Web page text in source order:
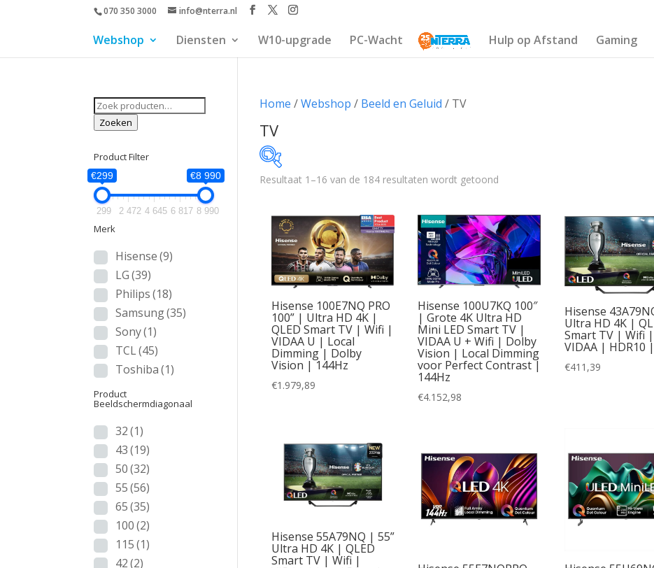
070 350 3000 info@nterra.nl
Webshop Diensten W10-upgrade PC-Wacht Hulp op Afstand Gaming
Home /Webshop / Beeld en Geluid / TV
TV
299 2 472 4 645 8 990
Merk
Hisense(9)
LG(39)
Philips(18)
Samsung (35)
Sony (1)
TCL(45)
Mini LED (4)
NanoCell(8)
Neo QLED
OLED(22)
OLED evo (3)
TvOS(2)
VIDAA(12)
Web OS(6)
Titan OS
Resultaat 1–16 van de 184 resultaten wordt getoond
Hisense 100E7NQ PRO
100” | Ultra HD 4K |
QLED Smart TV | Wifi |
VIDAA U | Local
Dimming | Dolby
Vision | 144Hz
€1.979,89
Hisense 100U7KQ 100″
| Grote 4K Ultra HD
Mini LED Smart TV |
VIDAA U + Wifi | Dolby
Vision | Local Dimming
voor Perfect Contrast |
144Hz
€4.152,98
Hisense
Ultra HD 4K |
Smart TV | Wifi |
VIDAA | HDR10
€411,39
Hisense 55A79NQ | 55”
Ultra HD 4K | QLED
Smart TV | Wifi |
Zoeken
naar:
Zoeken
Product Filter
€299 €8 990
299 2 472 4 645 6 817 8 990
Merk
Hisense (9)
LG (39)
Philips (18)
Samsung(35)
Sony(1)
TCL(45)
Toshiba (1)
Product
Beeldschermdiagonaal
32 (1)
43 (19)
50 (32)
55 (56)
65 (35)
100 (2)
115 (1)
42 (2)